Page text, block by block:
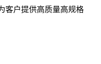
客户提供高质量高规格